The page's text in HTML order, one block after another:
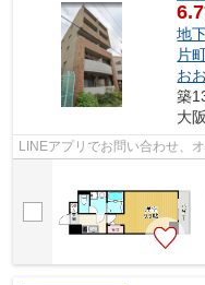
6.7
地
片
お
築
大
LINEアプリでお問い合わせ、